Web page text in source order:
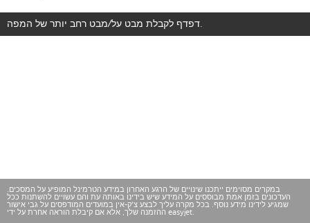
דפדף לקבלת מבט על/מבט רחב יותר של המפה.
במקרים מסוימים ייתכנו שינויים של הרגע האחרון במידע הטרמינל המופיע על המסכים.
העדכונים בזמן אמת מבוססים על המידע שיש בידינו באותה עת והם עשויים להשתנות ככל
שמגיע לידינו מידע נוסף. בכל מקרה עליך לבצע צ'ק-אין במועדים המודפסים על גבי אישור
ההזמנה שלך, אלא אם קיבלת הוראה אחרת על ידי easyjet.